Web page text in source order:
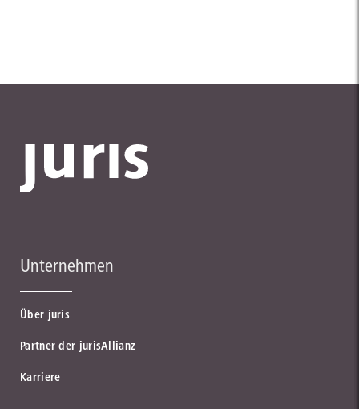
Unternehmen
Über juris
Partner der jurisAllianz
Karriere